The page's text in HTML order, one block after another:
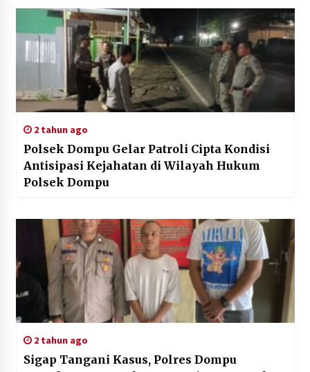
2 tahun ago
Polsek Dompu Gelar Patroli Cipta Kondisi
Antisipasi Kejahatan di Wilayah Hukum
Polsek Dompu
2 tahun ago
Sigap Tangani Kasus, Polres Dompu